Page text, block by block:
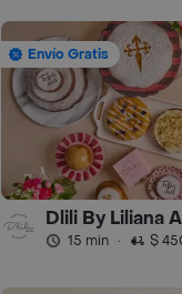
Envío Gratis
Dlili By Liliana
15 min · $